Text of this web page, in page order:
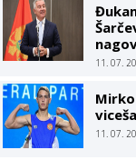
11. 07.
11. 07.